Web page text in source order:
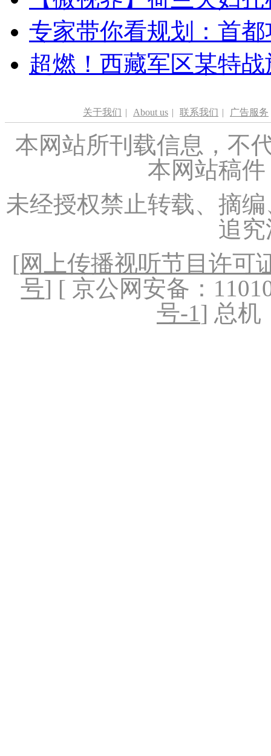
专家带你看规划：首
超燃！西藏军区某特
关于我们 | About us | 联系我们 | 广告服务
本网站所刊载信息，不
本网站稿
未经授权禁止转载、摘
追
[网上传播视听节目许可
号] [ 京公网安备：
号-1] 总机